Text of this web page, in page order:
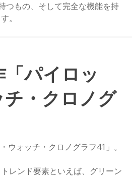
つもの、そして完全な機能を持
。
パイロッ
チ・クロノグ
ウォッチ・クロノグラフ41」。
レンド要素といえば、グリーン